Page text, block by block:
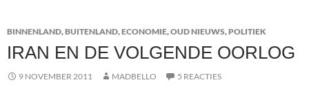
BINNENLAND,BUITENLAND,ECONOMIE,OUD NIEUWS,POLITIEK
IRAN EN DE VOLGENDE OORLOG
9 NOVEMBER 2011 MADBELLO 5 REACTIES